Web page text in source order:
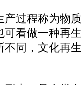
过程称为物
看做一种再
同，文化再